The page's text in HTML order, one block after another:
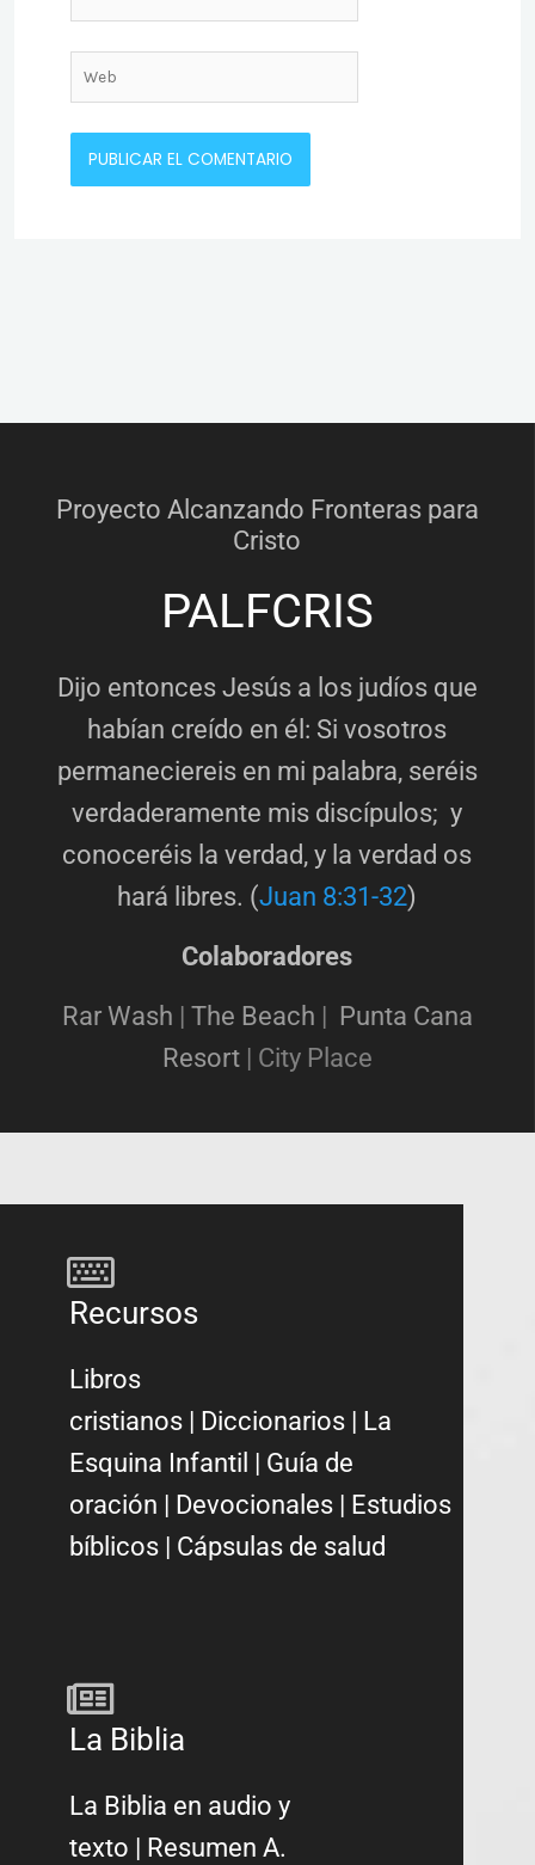
electrónico*
Web
Proyecto Alcanzando Fronteras para
Cristo
PALFCRIS
Dijo entonces Jesús a los judíos que
habían creído en él: Si vosotros
permaneciereis en mi palabra, seréis
verdaderamente mis discípulos; y
conoceréis la verdad, y la verdad os
hará libres. (Juan 8:31-32)
Colaboradores
Rar Wash | The Beach | Punta Cana
Resort| City Place
Recursos
Libros
cristianos | Diccionarios | La
Esquina Infantil | Guía de
oración | Devocionales | Estudios
bíblicos | Cápsulas de salud
La Biblia
La Biblia en audio y
texto
Resumen A.